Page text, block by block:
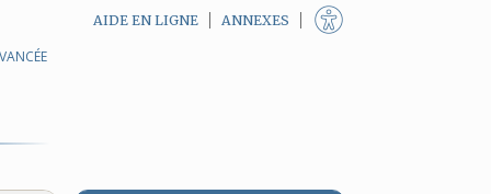
AIDE EN LIGNE ANNEXES